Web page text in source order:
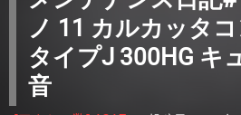
ノ 11 カルカッタ
タイプJ 300HG キ
音